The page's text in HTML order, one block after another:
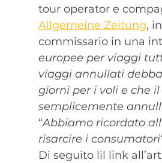
tour operator e
Allgemeine Zeitung,
commissario in una
europee per viaggi
viaggi annullati
giorni per i voli e che
semplicemente
“Abbiamo ricordato
risarcire i consumatori
Di seguito lil link